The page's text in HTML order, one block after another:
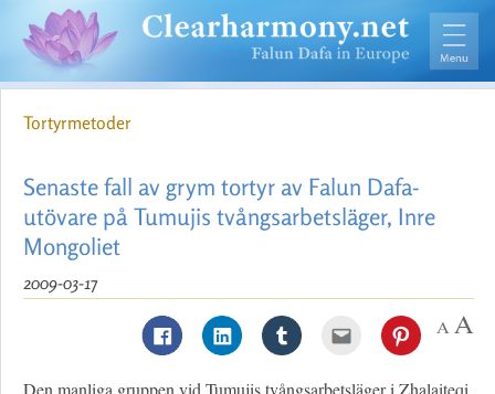
Tortyrmetoder
Senaste fall av grym tortyr av Falun Dafa-
utövare på Tumujis tvångsarbetsläger, Inre
Mongoliet
2009-03-17